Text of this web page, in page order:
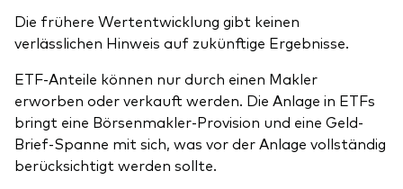
Die frühere Wertentwicklung gibt keinen
verlässlichen Hinweis auf zukünftige Ergebnisse.
ETF-Anteile können nur durch einen Makler
erworben oder verkauft werden. Die Anlage in ETFs
bringt eine Börsenmakler-Provision und eine Geld-
Brief-Spanne mit sich, was vor der Anlage vollständig
berücksichtigt werden sollte.